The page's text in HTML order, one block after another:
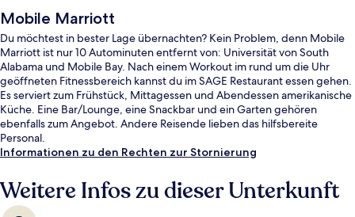
Mobile Marriott
Du möchtest in bester Lage übernachten? Kein Problem, denn Mobile
Marriott ist nur 10 Autominuten entfernt von: Universität von South
Alabama und Mobile Bay. Nach einem Workout im rund um die Uhr
geöffneten Fitnessbereich kannst du im SAGE Restaurant essen gehen.
Es serviert zum Frühstück, Mittagessen und Abendessen amerikanische
Küche. Eine Bar/Lounge, eine Snackbar und ein Garten gehören
ebenfalls zum Angebot. Andere Reisende lieben das hilfsbereite
Personal.
Informationen zu den Rechten zur Stornierung
Weitere Infos zu dieser Unterkunft